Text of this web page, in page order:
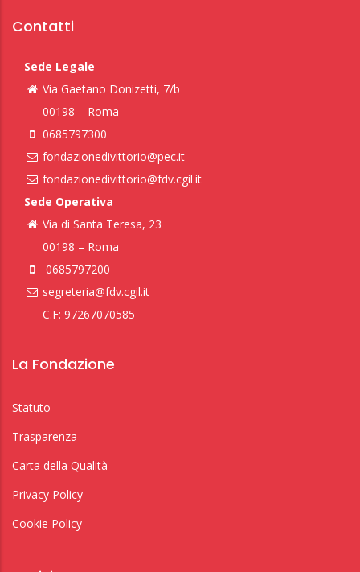
Contatti
Sede Legale
Via Gaetano Donizetti, 7/b
00198 – Roma
0685797300
fondazionedivittorio@pec.it
fondazionedivittorio@fdv.cgil.it
Sede Operativa
Via di Santa Teresa, 23
00198 – Roma
0685797200
segreteria@fdv.cgil.it
C.F: 97267070585
La Fondazione
Statuto
Trasparenza
Carta della Qualità
Privacy Policy
Cookie Policy